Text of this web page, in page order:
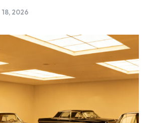
18, 2026